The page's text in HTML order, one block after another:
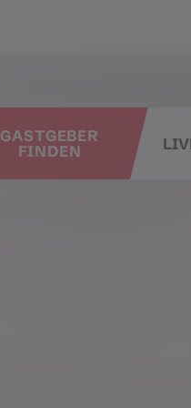
GASTGEBER
FINDEN